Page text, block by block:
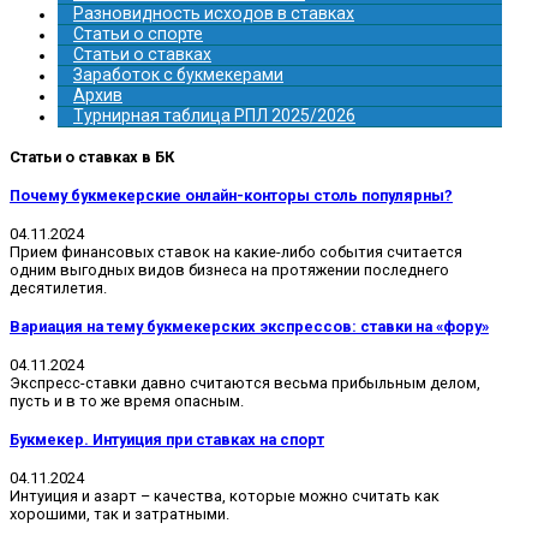
Разновидность исходов в ставках
Статьи о спорте
Статьи о ставках
Заработок с букмекерами
Архив
Турнирная таблица РПЛ 2025/2026
Статьи о ставках в БК
Почему букмекерские онлайн-конторы столь популярны?
04.11.2024
Прием финансовых ставок на какие-либо события считается
одним выгодных видов бизнеса на протяжении последнего
десятилетия.
Вариация на тему букмекерских экспрессов: ставки на «фору»
04.11.2024
Экспресс-ставки давно считаются весьма прибыльным делом,
пусть и в то же время опасным.
Букмекер. Интуиция при ставках на спорт
04.11.2024
Интуиция и азарт – качества, которые можно считать как
хорошими, так и затратными.